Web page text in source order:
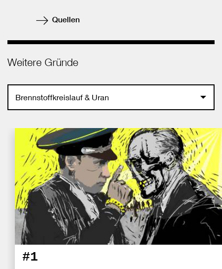
Quellen
Weitere Gründe
Brennstoffkreislauf & Uran
#1